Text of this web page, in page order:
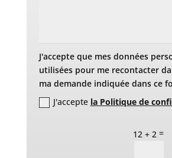
J'accepte que mes données
utilisées pour me recontacter
ma demande indiquée dans ce
J'accepte la Politique de
12 + 2 =